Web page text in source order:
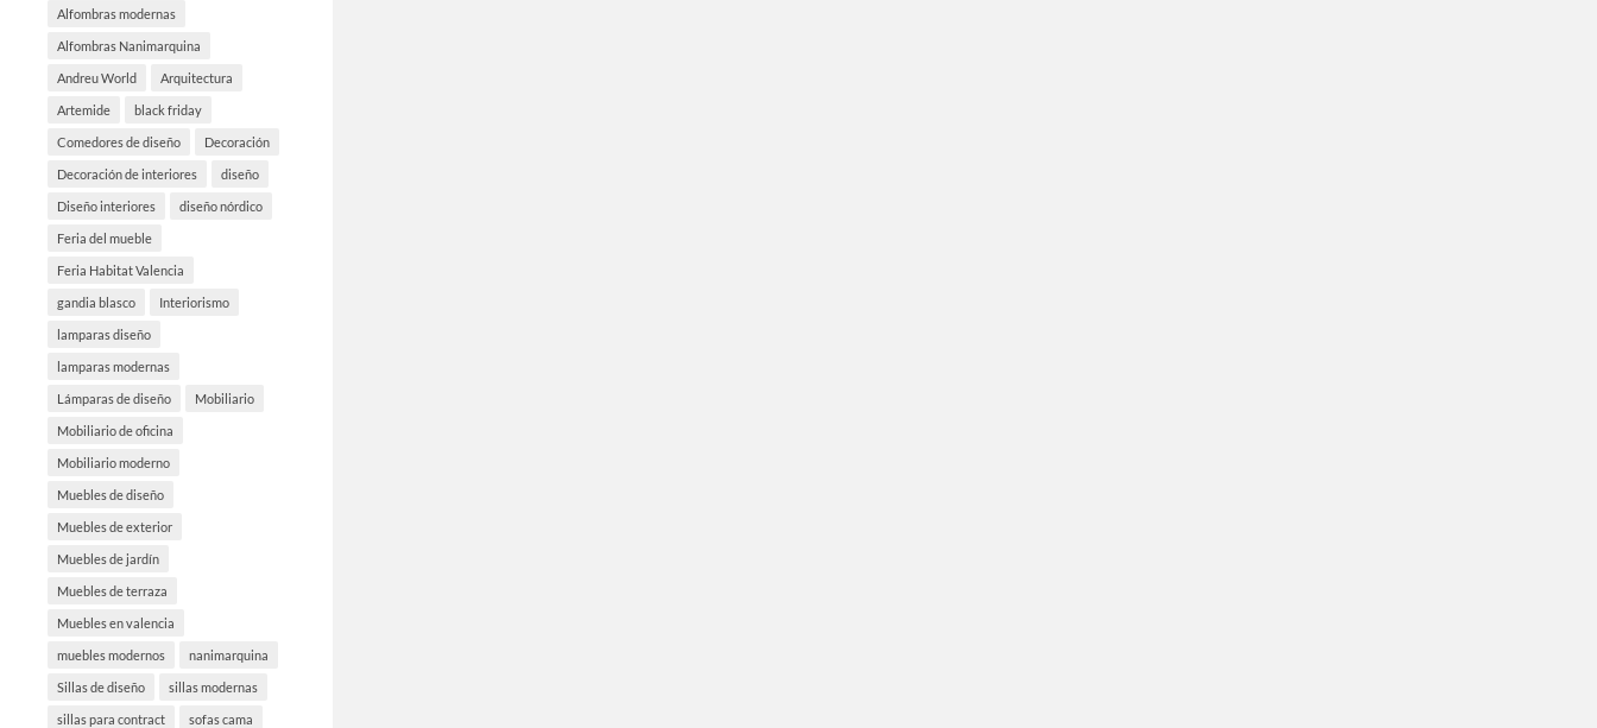
Alfombras modernas
Alfombras Nanimarquina
Andreu World Arquitectura
Artemide black friday
Comedores de diseño Decoración
Decoración de interiores diseño
Diseño interiores diseño nórdico
Feria del mueble
Feria Habitat Valencia
gandia blasco Interiorismo
lamparas diseño
lamparas modernas
Lámparas de diseño Mobiliario
Mobiliario de oficina
Mobiliario moderno
Muebles de diseño
Muebles de exterior
Muebles de jardín
Muebles de terraza
Muebles en valencia
muebles modernos nanimarquina
Sillas de diseño sillas modernas
sillas para contract sofas cama